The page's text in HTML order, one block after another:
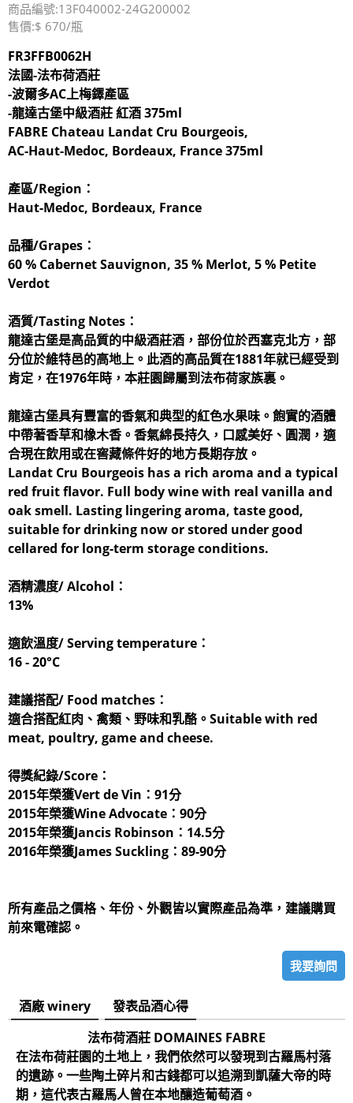
商品編號:13F040002-24G200002
售價:$ 670/瓶
FR3FFB0062H
法國-法布荷酒莊
-波爾多AC上梅鐸產區
-龍達古堡中級酒莊 紅酒 375ml
FABRE Chateau Landat Cru Bourgeois,
AC-Haut-Medoc, Bordeaux, France 375ml
產區/Region：
Haut-Medoc, Bordeaux, France
品種/Grapes：
60 % Cabernet Sauvignon, 35 % Merlot, 5 % Petite
Verdot
酒質/Tasting Notes：
龍達古堡是高品質的中級酒莊酒，部份位於西塞克北方，部
分位於維特邑的高地上。此酒的高品質在1881年就已經受到
肯定，在1976年時，本莊園歸屬到法布荷家族裏。
龍達古堡具有豐富的香氣和典型的紅色水果味。飽實的酒體
中帶著香草和橡木香。香氣綿長持久，口感美好、圓潤，適
合現在飲用或在窖藏條件好的地方長期存放。
Landat Cru Bourgeois has a rich aroma and a typical
red fruit flavor. Full body wine with real vanilla and
oak smell. Lasting lingering aroma, taste good,
suitable for drinking now or stored under good
cellared for long-term storage conditions.
酒精濃度/ Alcohol：
13%
適飲溫度/ Serving temperature：
16 - 20°C
建議搭配/ Food matches：
適合搭配紅肉、禽類、野味和乳酪。Suitable with red
meat, poultry, game and cheese.
得獎紀錄/Score：
2015年榮獲Vert de Vin：91分
2015年榮獲Wine Advocate：90分
2015年榮獲Jancis Robinson：14.5分
2016年榮獲James Suckling：89-90分
所有產品之價格、年份、外觀皆以實際產品為準，建議購買
前來電確認。
我要詢問
酒廠 winery
發表品酒心得
法布荷酒莊 DOMAINES FABRE
在法布荷莊園的土地上，我們依然可以發現到古羅馬村落
的遺跡。一些陶土碎片和古錢都可以追溯到凱薩大帝的時
期，這代表古羅馬人曾在本地釀造葡萄酒。